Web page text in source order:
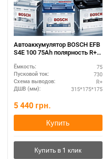
Автоаккумулятор BOSCH EFB
S4E 100 75Ah полярность R+ –
Ёмкость: 75
Пусковой ток: 730
Схема выводов: R+
ДШВ (мм): 315*175*175
5 440 грн.
Купить